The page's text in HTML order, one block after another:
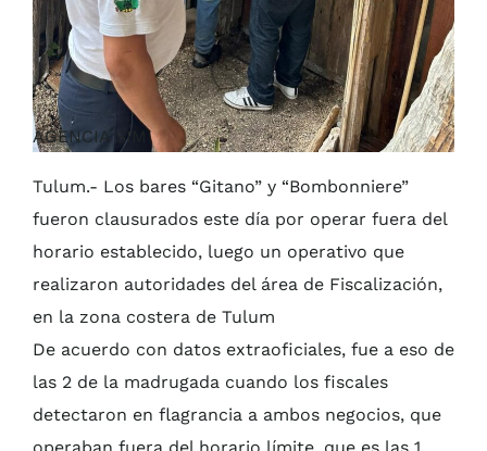
AGENCIA SIM
Tulum.- Los bares “Gitano” y “Bombonniere”
fueron clausurados este día por operar fuera del
horario establecido, luego un operativo que
realizaron autoridades del área de Fiscalización,
en la zona costera de Tulum
De acuerdo con datos extraoficiales, fue a eso de
las 2 de la madrugada cuando los fiscales
detectaron en flagrancia a ambos negocios, que